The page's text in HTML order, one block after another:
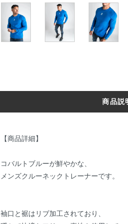
商品説
【商品詳細】
コバルトブルーが鮮やかな、
メンズクルーネックトレーナーです。
袖口と裾はリブ加工されており、